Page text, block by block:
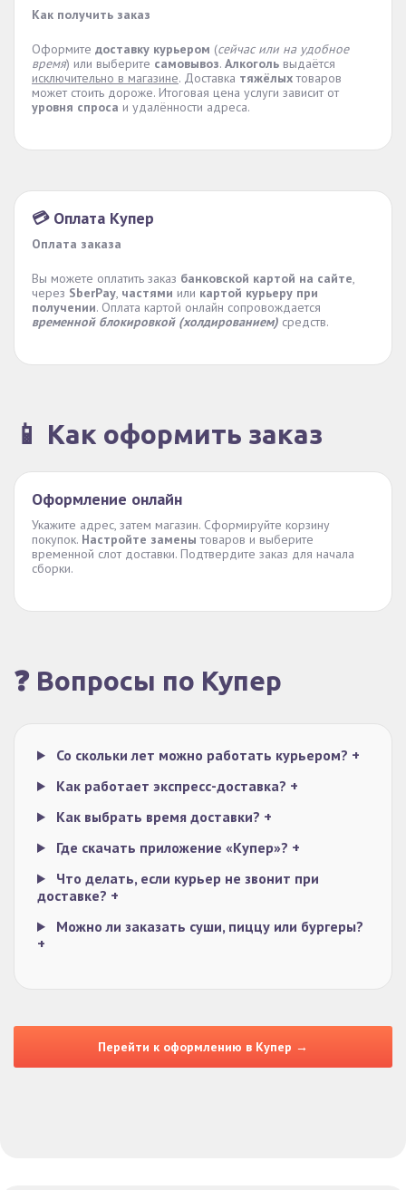
Как получить заказ
Оформите доставку курьером (сейчас или на удобное
время) или выберите самовывоз. Алкоголь выдаётся
исключительно в магазине. Доставка тяжёлыхтоваров
может стоить дороже. Итоговая цена услуги зависит от
уровня спроса и удалённости адреса.
💳 Оплата Купер
Оплата заказа
Вы можете оплатить заказ банковской картой на сайте,
через SberPay, частями или картой курьеру при
получении. Оплата картой онлайн сопровождается
временной блокировкой (холдированием) средств.
📱 Как оформить заказ
Оформление онлайн
Укажите адрес, затем магазин. Сформируйте корзину
покупок. Настройте замены товаров и выберите
временной слот доставки. Подтвердите заказ для начала
сборки.
❓ Вопросы по Купер
Со скольки лет можно работать курьером? +
Как работает экспресс-доставка? +
Как выбрать время доставки? +
Где скачать приложение «Купер»? +
Что делать, если курьер не звонит при
доставке? +
Можно ли заказать суши, пиццу или бургеры?
+
Перейти к оформлению в Купер →